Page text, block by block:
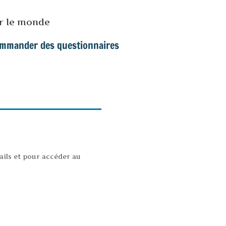
le monde
des questionnaires
et pour accéder au